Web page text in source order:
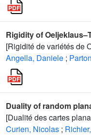
Rigidity of
[Rigidité de variétés de
Angella, Daniele ;
Duality of random
[Dualité des cartes
Curien, Nicolas ;